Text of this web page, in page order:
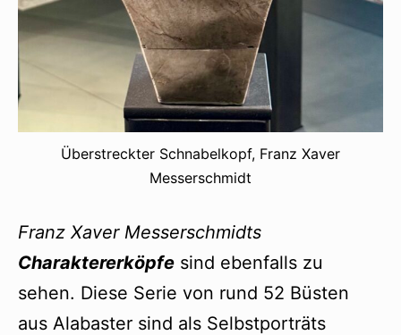
Überstreckter Schnabelkopf, Franz Xaver
Messerschmidt
Franz Xaver Messerschmidts
Charaktererköpfe sind ebenfalls zu
sehen. Diese Serie von rund 52 Büsten
aus Alabaster sind als Selbstporträts